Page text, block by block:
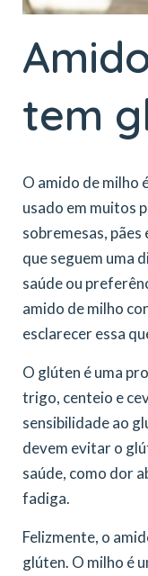
tem
O amido de milho
usado em muitos
sobremesas,
que seguem uma
saúde ou
amido de milho
esclarecer essa
O glúten é uma
trigo, centeio e
sensibilidade ao
devem evitar o
saúde, como dor
fadiga.
Felizmente, o
glúten. O milho é